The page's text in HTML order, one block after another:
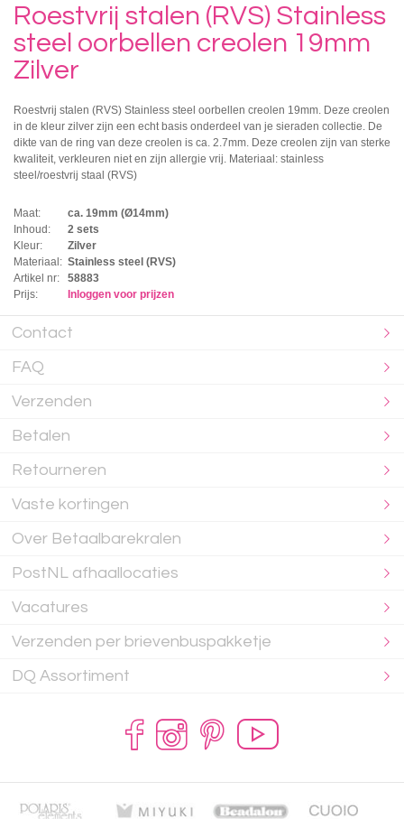
Roestvrij stalen (RVS) Stainless
steel oorbellen creolen 19mm
Zilver
Roestvrij stalen (RVS) Stainless steel oorbellen creolen 19mm. Deze creolen
in de kleur zilver zijn een echt basis onderdeel van je sieraden collectie. De
dikte van de ring van deze creolen is ca. 2.7mm. Deze creolen zijn van sterke
kwaliteit, verkleuren niet en zijn allergie vrij. Materiaal: stainless
steel/roestvrij staal (RVS)
Maat:
ca. 19mm (Ø14mm)
Inhoud:
2 sets
Kleur:
Zilver
Materiaal: Stainless steel (RVS)
Artikel nr:
58883
Prijs:
Inloggen voor prijzen
Contact
FAQ
Verzenden
Betalen
Retourneren
Vaste kortingen
Over Betaalbarekralen
PostNL afhaallocaties
Vacatures
Verzenden per brievenbuspakketje
DQ Assortiment